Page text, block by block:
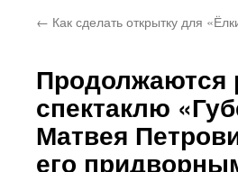
← Как сделать открытку для
Продолжаются
спектаклю
Матвея
его